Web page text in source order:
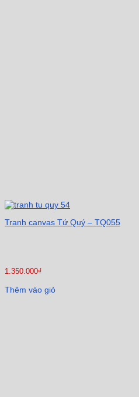
Tranh canvas Tứ Quý – TQ055
1.350.000₫
Thêm vào giỏ